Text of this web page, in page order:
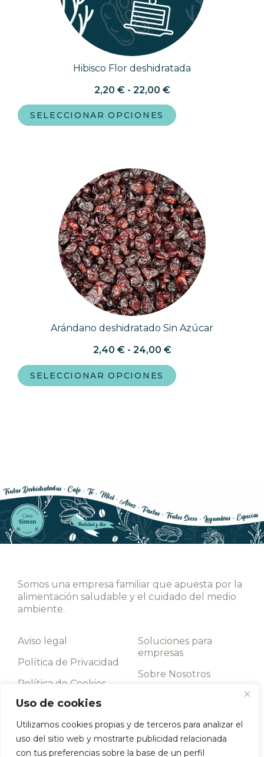
Uso de cookies
Utilizamos cookies propias y de terceros para analizar el
uso del sitio web y mostrarte publicidad relacionada
con tus preferencias sobre la base de un perfil
Hibisco Flor deshidratada
2,20 € - 22,00 €
SELECCIONAR OPCIONES
Arándano deshidratado Sin Azúcar
2,40 € - 24,00 €
SELECCIONAR OPCIONES
Somos una empresa familiar que apuesta por la
alimentación saludable y el cuidado del medio
ambiente.
Aviso legal
Política de Privacidad
Política de Cookies
Términos y
Soluciones para
empresas
Sobre Nosotros
Llámanos